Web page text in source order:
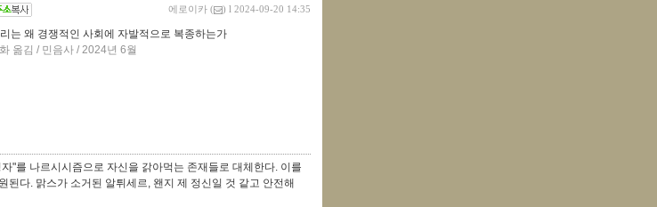
에로이카 ( ) l 2024-09-20 14:35
는 왜 경쟁적인 사회에 자발적으로 복종하는가
옮김 / 민음사 / 2024년 6월
"를 나르시시즘으로 자신을 갉아먹는 존재들로 대체한다. 이를
된다. 맑스가 소거된 알튀세르, 왠지 제 정신일 것 같고 안전해